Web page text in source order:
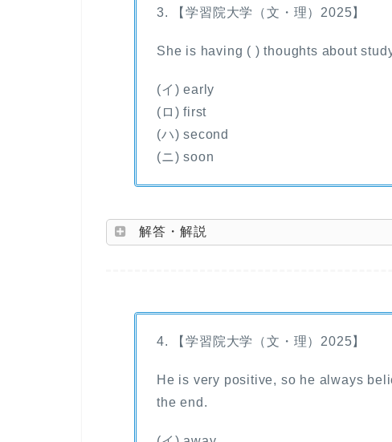
3. 【学習院大学（文・理）2025】
She is having ( ) thoughts about
(イ) early
(ロ) first
(ハ) second
(ニ) soon
解答・解説
4. 【学習院大学（文・理）2025】
He is very positive, so he always
the end.